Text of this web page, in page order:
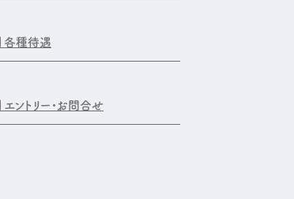
各種待遇
エントリー・お問合せ